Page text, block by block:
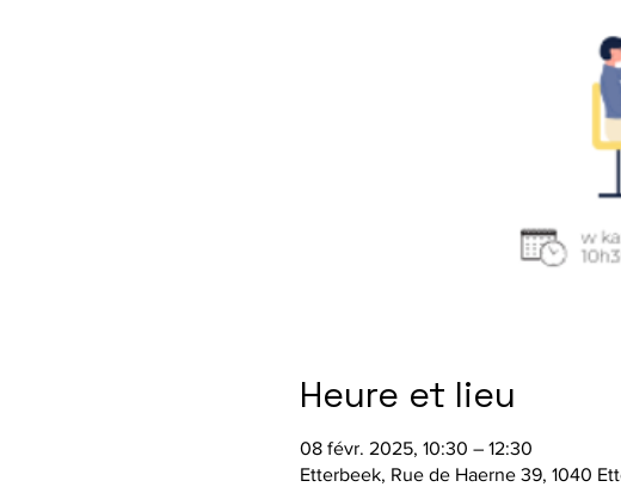
Heure et lieu
08 févr. 2025, 10:30 – 12:30
Etterbeek, Rue de Haerne 39, 1040